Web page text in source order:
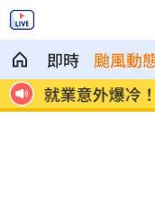
即時 颱風動
炸
就業意外爆冷
高